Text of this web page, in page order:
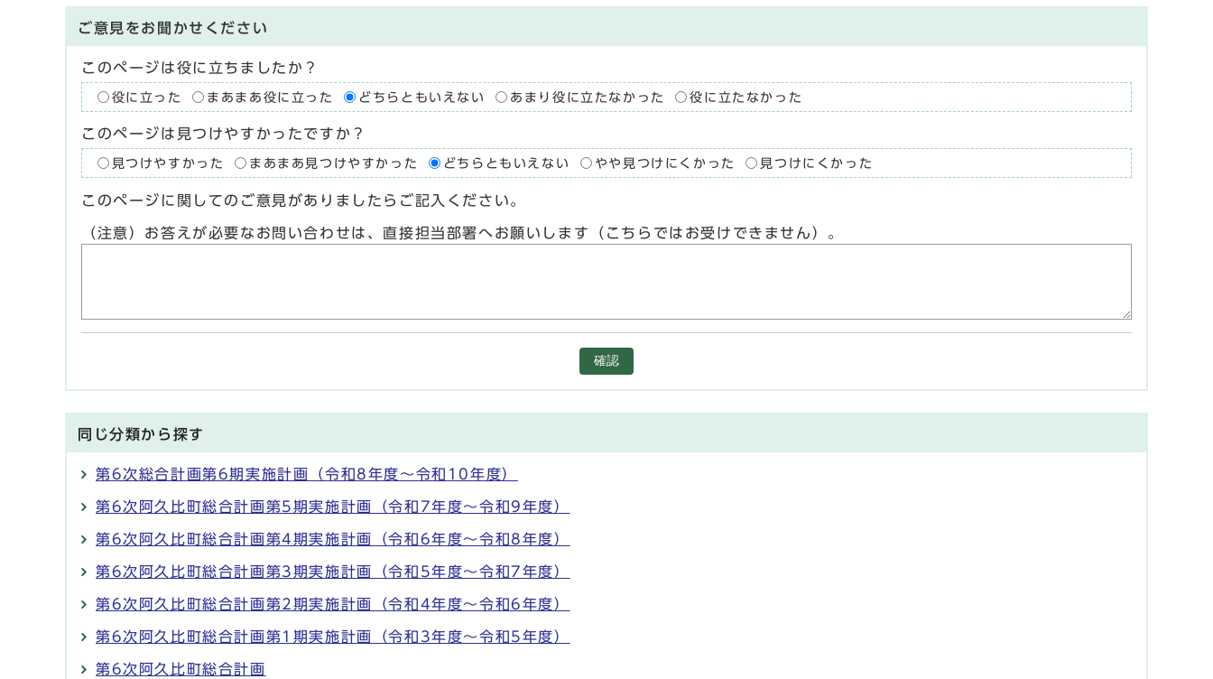
ご意見をお聞かせください
このページは役に立ちましたか？
役に立った まあまあ役に立った どちらともいえない あまり役に立たなかった 役に立たなかった
このページは見つけやすかったですか？
見つけやすかった まあまあ見つけやすかった どちらともいえない やや見つけにくかった 見つけにくかった
このページに関してのご意見がありましたらご記入ください。
（注意）お答えが必要なお問い合わせは、直接担当部署へお願いします（こちらではお受けできません）。
確認
同じ分類から探す
第6次総合計画第6期実施計画（令和8年度～令和10年度）
第6次阿久比町総合計画第5期実施計画（令和7年度～令和9年度）
第6次阿久比町総合計画第4期実施計画（令和6年度～令和8年度）
第6次阿久比町総合計画第3期実施計画（令和5年度～令和7年度）
第6次阿久比町総合計画第2期実施計画（令和4年度～令和6年度）
第6次阿久比町総合計画第1期実施計画（令和3年度～令和5年度）
第6次阿久比町総合計画